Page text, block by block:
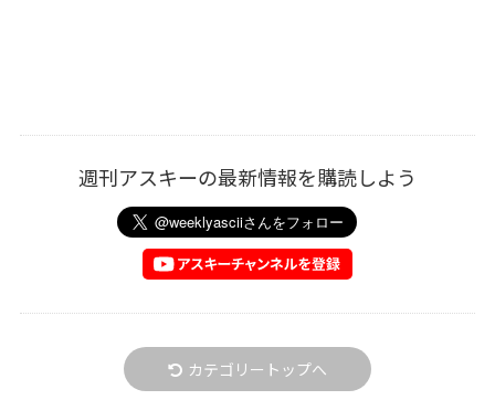
週刊アスキーの最新情報を購読しよう
カテゴリートップへ